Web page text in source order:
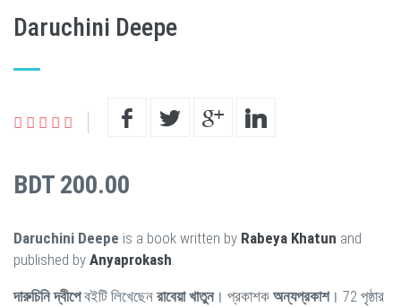
Daruchini Deepe
BDT 200.00
Daruchini Deepe is a book written by Rabeya Khatun and
published by Anyaprokash
দারুচিনি দ্বীপেবইটি লিখেছেন রাবেয়া খাতুন। প্রকাশক অন্যপ্রকাশ। 72 পৃষ্ঠার